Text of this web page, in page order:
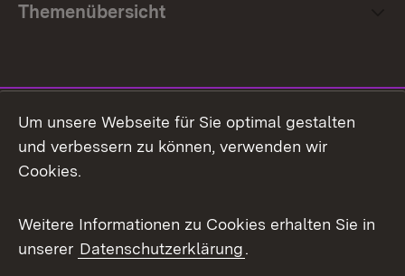
Themenübersicht
Facebook
X / Twitter
Youtube
Um unsere Webseite für Sie optimal gestalten
und verbessern zu können, verwenden wir
Cookies.
Weitere Informationen zu Cookies erhalten Sie in
unserer Datenschutzerklärung.